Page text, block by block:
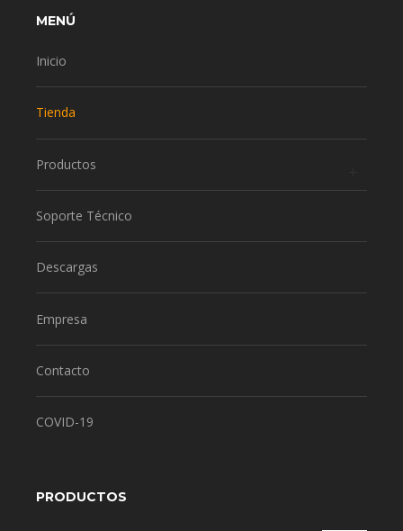
MENÚ
Inicio
Tienda
Productos
Soporte Técnico
Descargas
Empresa
Contacto
COVID-19
PRODUCTOS